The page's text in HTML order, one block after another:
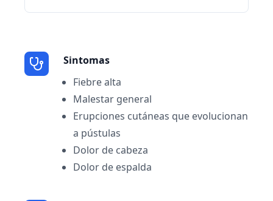
Sintomas
Fiebre alta
Malestar general
Erupciones cutáneas que evolucionan
a pústulas
Dolor de cabeza
Dolor de espalda